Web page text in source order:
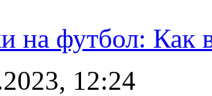
на футбол: Как
12:24